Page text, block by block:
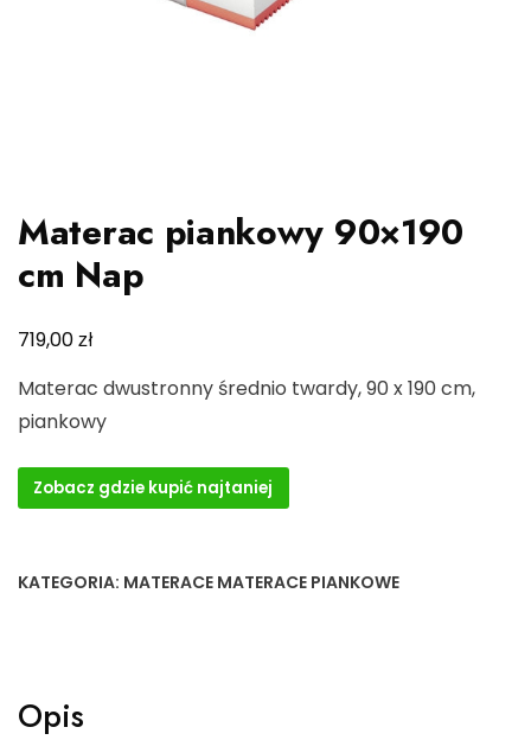
Materac piankowy 90×190
cm Nap
719,00zł
Materac dwustronny średnio twardy, 90 x 190 cm,
piankowy
Zobacz gdzie kupić najtaniej
KATEGORIA: MATERACE MATERACE PIANKOWE
Opis